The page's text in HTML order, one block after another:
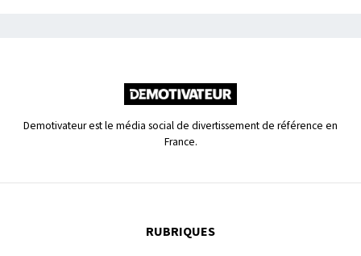
Demotivateur est le média social de divertissement de référence en
France.
RUBRIQUES